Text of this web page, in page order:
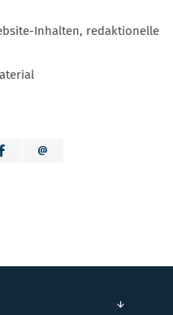
Inhalten, redaktionelle